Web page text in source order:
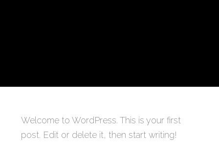
Welcome to WordPress. This is your first
post. Edit or delete it, then start writing!